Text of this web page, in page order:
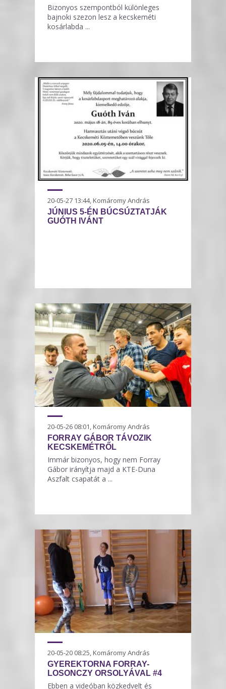
Bizonyos szempontból különleges
bajnoki szezon lesz a kecskeméti
kosárlabda ...
20-05-27 13:44, Komáromy András
JÚNIUS 5-ÉN BÚCSÚZTATJÁK
GUÓTH IVÁNT
20-05-26 08:01, Komáromy András
FORRAY GÁBOR TÁVOZIK
KECSKEMÉTRŐL
Immár bizonyos, hogy nem Forray
Gábor irányítja majd a KTE-Duna
Aszfalt csapatát a ...
20-05-20 08:25, Komáromy András
GYEREKTORNA FORRAY-
LOSONCZY ORSOLYÁVAL #4
Ebben a videóban közkedvelt és